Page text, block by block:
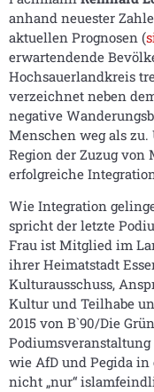
anhand neuester
aktuellen Prognosen (
erwartendende
Hochsauerlandkreis
verzeichnet neben
negative
Menschen weg als
Region der Zuzug von
erfolgreiche
Wie Integration
spricht der letzte
Frau ist Mitglied im
ihrer Heimatstadt
Kulturausschuss,
Kultur und Teilhabe
2015 von B`90/Die
Podiumsveranstaltung
wie AfD und Pegida
nicht „nur“